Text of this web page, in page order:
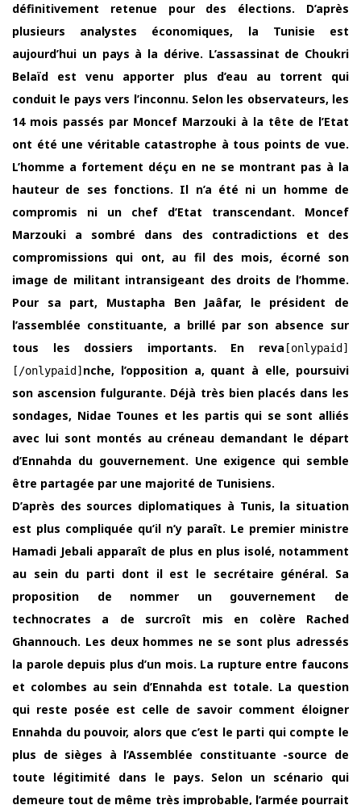
définitivement retenue pour des élections. D’après
plusieurs analystes économiques, la Tunisie est
aujourd’hui un pays à la dérive. L’assassinat de Choukri
Belaïd est venu apporter plus d’eau au torrent qui
conduit le pays vers l’inconnu. Selon les observateurs, les
14 mois passés par Moncef Marzouki à la tête de l’Etat
ont été une véritable catastrophe à tous points de vue.
L’homme a fortement déçu en ne se montrant pas à la
hauteur de ses fonctions. Il n’a été ni un homme de
compromis ni un chef d’Etat transcendant. Moncef
Marzouki a sombré dans des contradictions et des
compromissions qui ont, au fil des mois, écorné son
image de militant intransigeant des droits de l’homme.
Pour sa part, Mustapha Ben Jaâfar, le président de
l’assemblée constituante, a brillé par son absence sur
tous les dossiers importants. En reva [onlypaid]
[/onlypaid] nche, l’opposition a, quant à elle, poursuivi
son ascension fulgurante. Déjà très bien placés dans les
sondages, Nidae Tounes et les partis qui se sont alliés
avec lui sont montés au créneau demandant le départ
d’Ennahda du gouvernement. Une exigence qui semble
être partagée par une majorité de Tunisiens.
D’après des sources diplomatiques à Tunis, la situation
est plus compliquée qu’il n’y paraît. Le premier ministre
Hamadi Jebali apparaît de plus en plus isolé, notamment
au sein du parti dont il est le secrétaire général. Sa
proposition de nommer un gouvernement de
technocrates a de surcroît mis en colère Rached
Ghannouch. Les deux hommes ne se sont plus adressés
la parole depuis plus d’un mois. La rupture entre faucons
et colombes au sein d’Ennahda est totale. La question
qui reste posée est celle de savoir comment éloigner
Ennahda du pouvoir, alors que c’est le parti qui compte le
plus de sièges à l’Assemblée constituante -source de
toute légitimité dans le pays. Selon un scénario qui
demeure tout de même très improbable, l’armée pourrait